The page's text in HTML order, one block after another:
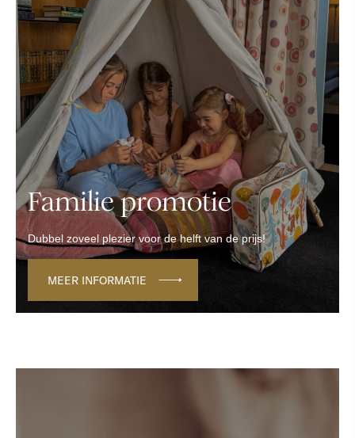
Familie promotie
Dubbel zoveel plezier voor de helft van de prijs!
MEER INFORMATIE